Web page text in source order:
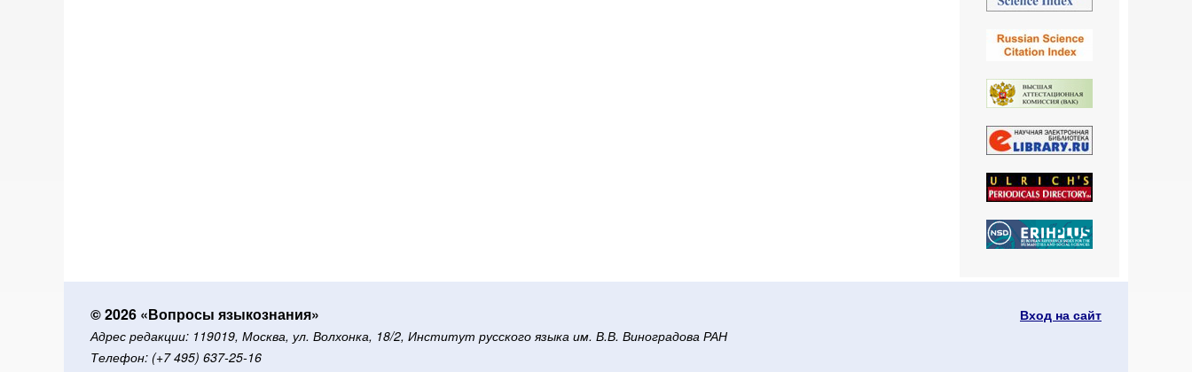
© 2026 «Вопросы языкознания»
Адрес редакции: 119019, Москва, ул. Волхонка, 18/2, Институт русского языка им. В.В. Виноградова РАН
Телефон: (+7 495) 637-25-16
Вход на сайт